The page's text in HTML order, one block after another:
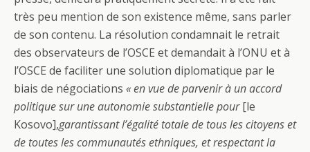
très peu mention de son existence même, sans parler
de son contenu. La résolution condamnait le retrait
des observateurs de l’OSCE et demandait à l’ONU et à
l’OSCE de faciliter une solution diplomatique par le
biais de négociations « en vue de parvenir à un accord
politique sur une autonomie substantielle pour[le
Kosovo],garantissant l’égalité totale de tous les citoyens et
de toutes les communautés ethniques, et respectant la